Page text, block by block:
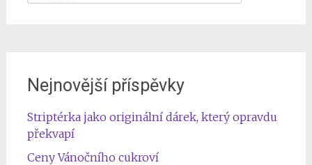
for:
Nejnovější příspěvky
Striptérka jako originální dárek, který opravdu
překvapí
Ceny Vánočního cukroví